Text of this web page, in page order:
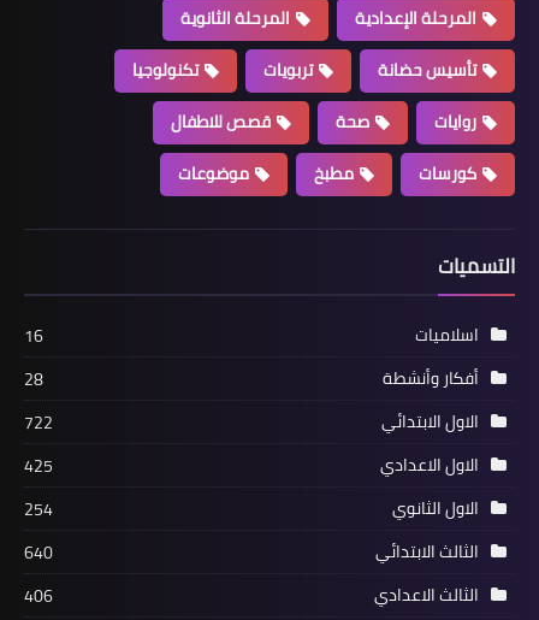
المرحلة الإعدادية
المرحلة الثانوية
تأسيس حضانة
تربويات
تكنولوجيا
روايات
صحة
قصص للاطفال
كورسات
مطبخ موضوعات
التسميات
اسلاميات
16
أفكار وأنشطة
28
الاول الابتدائي
722
الاول الاعدادي
425
الاول الثانوي
254
الثالث الابتدائي
640
الثالث الاعدادي
406